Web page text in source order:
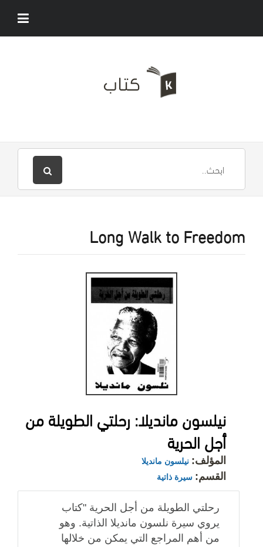
Long Walk to Freedom
نيلسون مانديلا: رحلتي الطويلة من
أجل الحرية
المؤلف: نيلسون مانديلا
القسم: سيرة ذاتية
رحلتي الطويلة من أجل الحرية "كتاب
يروي سيرة نلسون مانديلا الذاتية. وهو
من أهم المراجع التي يمكن من خلالها